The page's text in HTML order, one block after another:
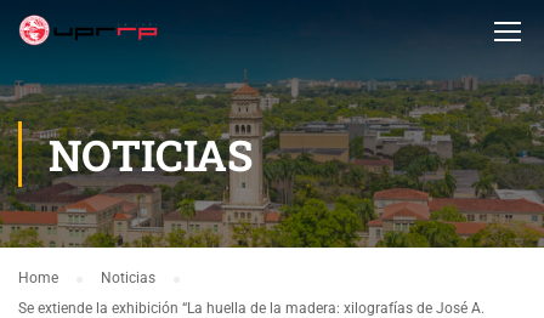
NOTICIAS
Home
Noticias
Se extiende la exhibición “La huella de la madera: xilografías de José A.